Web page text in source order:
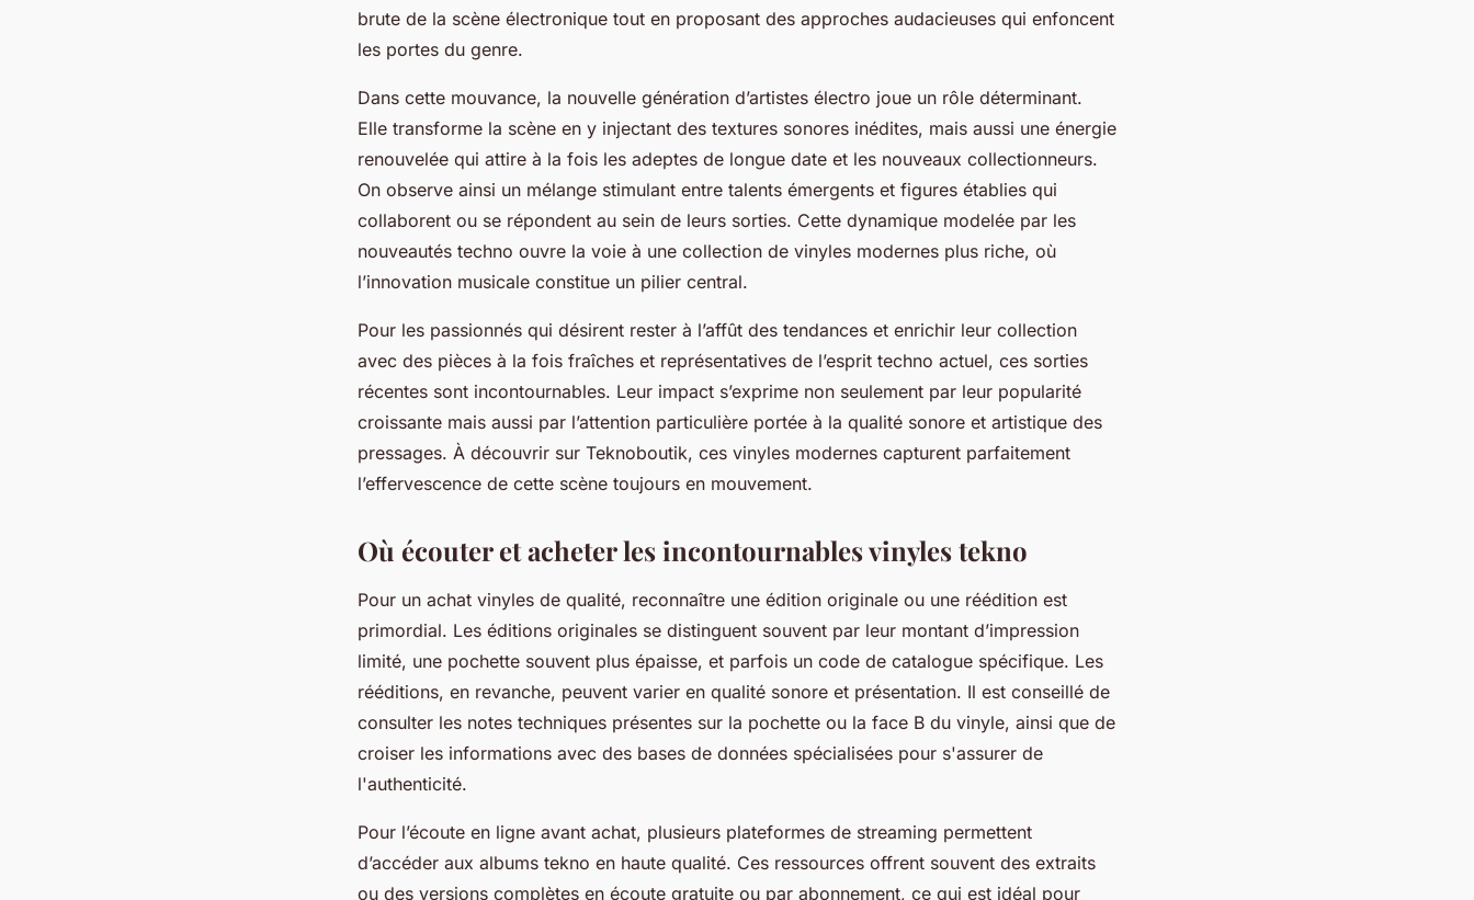
brute de la scène électronique tout en proposant des approches audacieuses qui enfoncent
les portes du genre.
Dans cette mouvance, la nouvelle génération d’artistes électro joue un rôle déterminant.
Elle transforme la scène en y injectant des textures sonores inédites, mais aussi une énergie
renouvelée qui attire à la fois les adeptes de longue date et les nouveaux collectionneurs.
On observe ainsi un mélange stimulant entre talents émergents et figures établies qui
collaborent ou se répondent au sein de leurs sorties. Cette dynamique modelée par les
nouveautés techno ouvre la voie à une collection de vinyles modernes plus riche, où
l’innovation musicale constitue un pilier central.
Pour les passionnés qui désirent rester à l’affût des tendances et enrichir leur collection
avec des pièces à la fois fraîches et représentatives de l’esprit techno actuel, ces sorties
récentes sont incontournables. Leur impact s’exprime non seulement par leur popularité
croissante mais aussi par l’attention particulière portée à la qualité sonore et artistique des
pressages. À découvrir sur Teknoboutik, ces vinyles modernes capturent parfaitement
l’effervescence de cette scène toujours en mouvement.
Où écouter et acheter les incontournables vinyles tekno
Pour un achat vinyles de qualité, reconnaître une édition originale ou une réédition est
primordial. Les éditions originales se distinguent souvent par leur montant d’impression
limité, une pochette souvent plus épaisse, et parfois un code de catalogue spécifique. Les
rééditions, en revanche, peuvent varier en qualité sonore et présentation. Il est conseillé de
consulter les notes techniques présentes sur la pochette ou la face B du vinyle, ainsi que de
croiser les informations avec des bases de données spécialisées pour s'assurer de
l'authenticité.
Pour l’écoute en ligne avant achat, plusieurs plateformes de streaming permettent
d’accéder aux albums tekno en haute qualité. Ces ressources offrent souvent des extraits
ou des versions complètes en écoute gratuite ou par abonnement, ce qui est idéal pour